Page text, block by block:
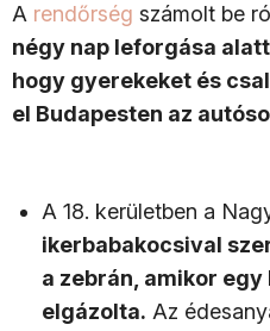
A rendőrség számolt be
négy nap leforgása
hogy gyerekeket és
el Budapesten az
A 18. kerületben a
ikerbabakocsival
a zebrán, amikor
elgázolta. Az